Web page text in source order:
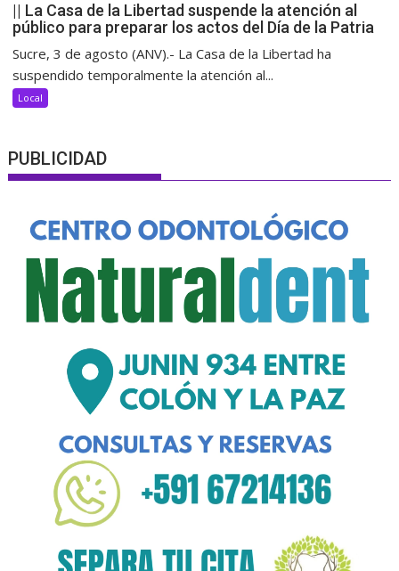
|| La Casa de la Libertad suspende la atención al
público para preparar los actos del Día de la Patria
Sucre, 3 de agosto (ANV).- La Casa de la Libertad ha
suspendido temporalmente la atención al...
Local
PUBLICIDAD